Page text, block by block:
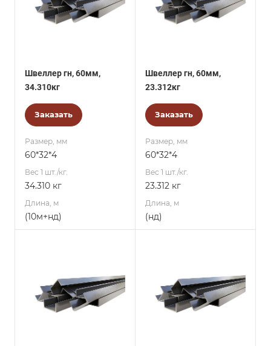
Швеллер гн, 60мм,
34.310кг
Заказать
Размер, мм
60*32*4
Вес 1 шт./кг.
34.310 кг
Длина, м
(10м+нд)
Швеллер гн, 60мм,
23.312кг
Заказать
Размер, мм
60*32*4
Вес 1 шт./кг.
23.312 кг
Длина, м
(нд)